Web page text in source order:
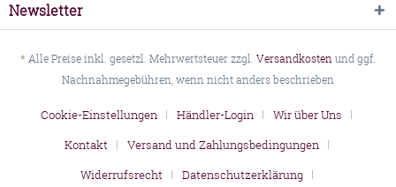
Newsletter
* Alle Preise inkl. gesetzl. Mehrwertsteuer zzgl. Versandkostenund ggf.
Nachnahmegebühren, wenn nicht anders beschrieben
Cookie-Einstellungen Händler-Login
Wir über Uns
Kontakt
Versand und Zahlungsbedingungen
Widerrufsrecht
Datenschutzerklärung